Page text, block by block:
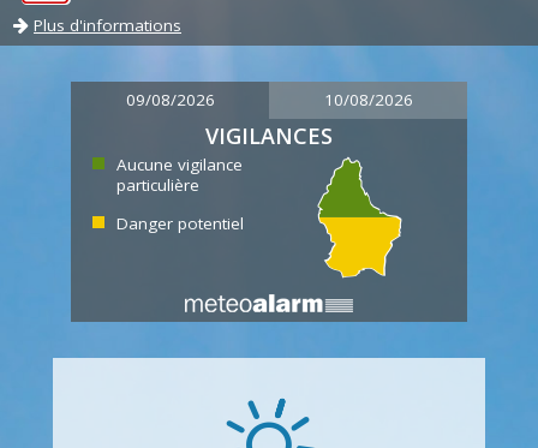
Plus d'informations
09/08/2026 10/08/2026
VIGILANCES
Aucune vigilance
particulière
Danger potentiel